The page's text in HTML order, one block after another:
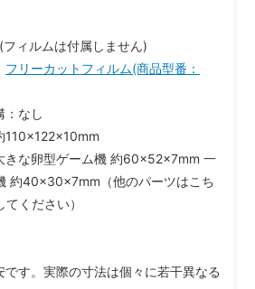
ィルムは付属しません)
フリーカットフィルム(商品型番：
：なし
110×122×10mm
きな卵型ゲーム機 約60×52×7mm 一
約40×30×7mm（他のパーツはこち
ください）
す。実際の寸法は個々に若干異なる